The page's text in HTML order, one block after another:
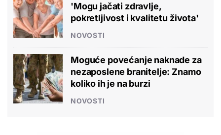
'Mogu jačati zdravlje,
pokretljivost i kvalitetu života'
NOVOSTI
Moguće povećanje naknade za
nezaposlene branitelje: Znamo
koliko ih je na burzi
NOVOSTI